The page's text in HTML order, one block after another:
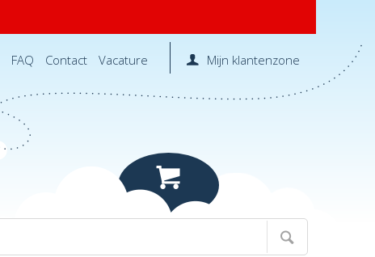
FAQ Contact Vacature Mijn klantenzone